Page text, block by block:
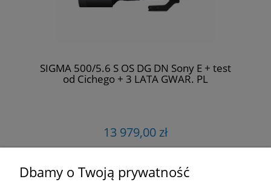
SIGMA 500/5.6 S OS DG DN Sony E + test
od Cichego + 3 LATA GWAR. PL
13 979,00 zł
DO KOSZYKA
Dbamy o Twoją prywatność